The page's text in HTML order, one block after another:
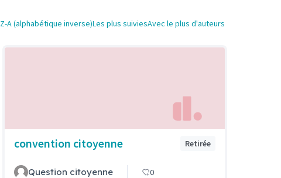
Z-A (alphabétique inverse)Les plus suiviesAvec le plus d'auteurs
convention citoyenne Retirée
Question citoyenne 0